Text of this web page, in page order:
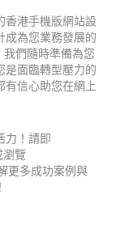
香港手機版網站設
成為您業務發展的
們隨時準備為您
是面臨轉型壓力的
有信心助您在網上
力！請即
瀏覽
更多成功案例與